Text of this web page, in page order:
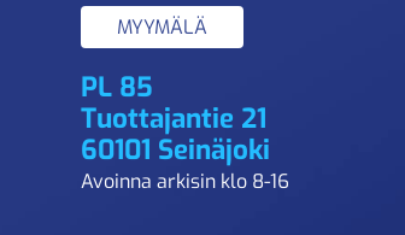
MYYMÄLÄ
PL 85
Tuottajantie 21
60101 Seinäjoki
Avoinna arkisin klo 8-16